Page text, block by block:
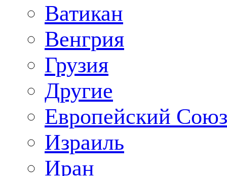
Ватикан
Венгрия
Грузия
Другие
Европейский Союз
Израиль
Иран